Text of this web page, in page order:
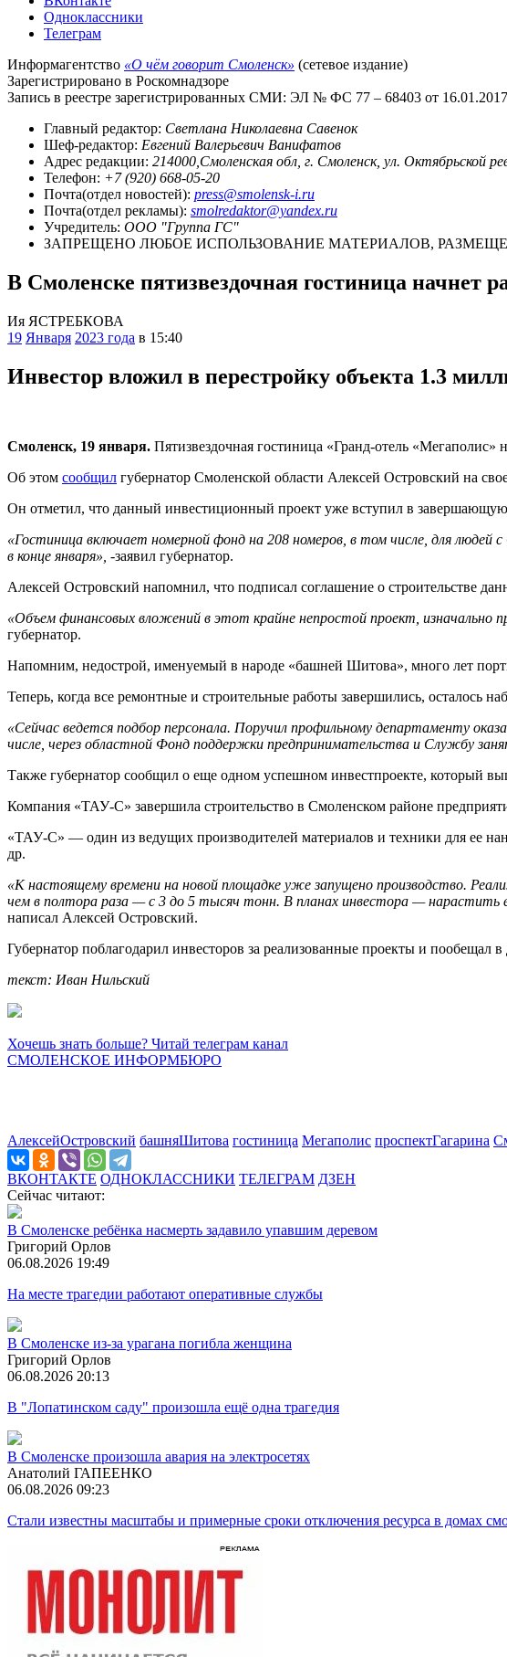
Одноклассники
Телеграм
Информагентство «О чём говорит Смоленск» (сетевое издание)
Зарегистрировано в Роскомнадзоре
Запись в реестре зарегистрированных СМИ: ЭЛ № ФС 77 – 68403 от 16.01.2017
Главный редактор: Светлана Николаевна Савенок
Шеф-редактор: Евгений Валерьевич Ванифатов
Адрес редакции: 214000,Смоленская обл, г. Смоленск, ул. Октябрьской
Телефон: +7 (920) 668-05-20
Почта(отдел новостей): press@smolensk-i.ru
Почта(отдел рекламы): smolredaktor@yandex.ru
Учредитель: ООО "Группа ГС"
ЗАПРЕЩЕНО ЛЮБОЕ ИСПОЛЬЗОВАНИЕ МАТЕРИАЛОВ,
В Смоленске пятизвездочная гостиница начнет
Ия ЯСТРЕБКОВА
19 Января 2023 года в 15:40
Инвестор вложил в перестройку объекта 1.3
Смоленск, 19 января. Пятизвездочная гостиница «Гранд-отель «Мегаполис»
Об этом сообщил губернатор Смоленской области Алексей Островский на
Он отметил, что данный инвестиционный проект уже вступил в
«Гостиница включает номерной фонд на 208 номеров, в том числе, для
в конце января», -заявил губернатор.
Алексей Островский напомнил, что подписал соглашение о строительстве
«Объем финансовых вложений в этот крайне непростой проект, изначально
губернатор.
Напомним, недострой, именуемый в народе «башней Шитова», много лет
Теперь, когда все ремонтные и строительные работы завершились, осталось
«Сейчас ведется подбор персонала. Поручил профильному департаменту
числе, через областной Фонд поддержки предпринимательства и Службу
Также губернатор сообщил о еще одном успешном инвестпроекте, который
Компания «ТАУ-С» завершила строительство в Смоленском районе
«ТАУ-С» — один из ведущих производителей материалов и техники для ее
др.
«К настоящему времени на новой площадке уже запущено производство.
чем в полтора раза — с 3 до 5 тысяч тонн. В планах инвестора — нарастить
написал Алексей Островский.
Губернатор поблагодарил инвесторов за реализованные проекты и
текст: Иван Нильский
Хочешь знать больше? Читай телеграм канал
СМОЛЕНСКОЕ ИНФОРМБЮРО
АлексейОстровский башняШитова гостиница Мегаполис проспектГагарина
ВКОНТАКТЕ ОДНОКЛАССНИКИ ТЕЛЕГРАМ ДЗЕН
Сейчас читают:
В Смоленске ребёнка насмерть задавило упавшим деревом
Григорий Орлов
06.08.2026 19:49
На месте трагедии работают оперативные службы
В Смоленске из-за урагана погибла женщина
Григорий Орлов
06.08.2026 20:13
В "Лопатинском саду" произошла ещё одна трагедия
В Смоленске произошла авария на электросетях
Анатолий ГАПЕЕНКО
06.08.2026 09:23
Стали известны масштабы и примерные сроки отключения ресурса в домах